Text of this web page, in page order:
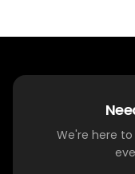
We're here